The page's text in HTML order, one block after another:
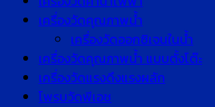
เครื่องวัดคุณภาพน้ำ
เครื่องวัดออกซิเจนในน้ำ
เครื่องวัดคุณภาพน้ำ แบบตั้งโต๊ะ
เครื่องวัดแรงดึงแรงผลัก
โพรบวัดพีเอช